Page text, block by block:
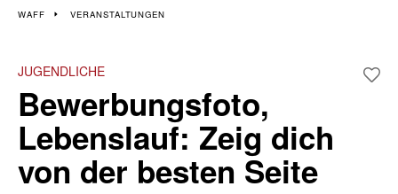
Veranstaltungen im 12.
und 23. Bezirk
Wiener Wochen für Beruf und Weiterbildung | 7. März - 22. März
WAFF VERANSTALTUNGEN
JUGENDLICHE
Bewerbungsfoto,
Lebenslauf: Zeig dich
von der besten Seite